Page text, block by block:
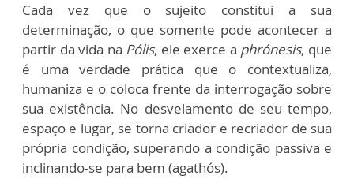
Cada vez que o sujeito constitui a sua
determinação, o que somente pode acontecer a
partir da vida na Pólis, ele exerce a phrónesis, que
é uma verdade prática que o contextualiza,
humaniza e o coloca frente da interrogação sobre
sua existência. No desvelamento de seu tempo,
espaço e lugar, se torna criador e recriador de sua
própria condição, superando a condição passiva e
inclinando-se para bem (agathós).